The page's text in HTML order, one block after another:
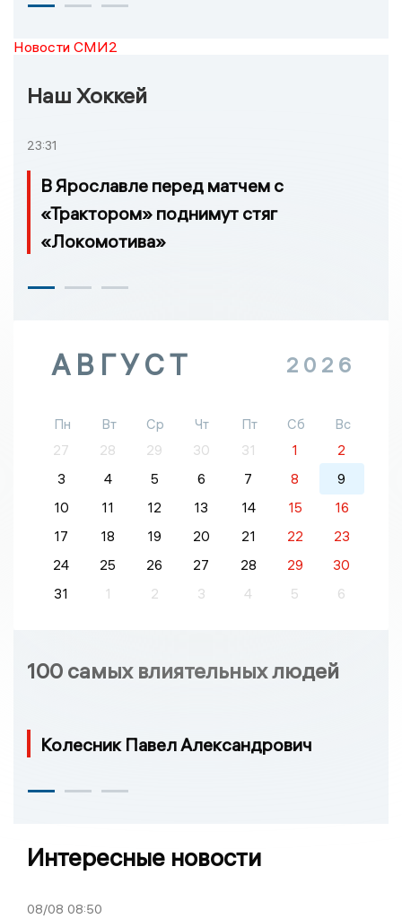
Новости СМИ2
Наш Хоккей
23:31
В Ярославле перед матчем с
«Трактором» поднимут стяг
«Локомотива»
АВГУСТ 2026
Пн Вт Ср Чт Пт Сб
Вс
27
28 29 30 31 1
2
3
4 5 6 7 8
9
10
11 12 13 14 15
16
17
18 19 20 21 22
23
24
25 26 27 28 29
30
31
1 2 3 4 5 6
100 самых влиятельных людей
Колесник Павел Александрович
Интересные новости
08/08 08:50